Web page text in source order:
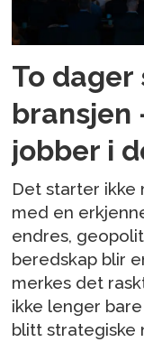
To
bransjen
jobber i
Det starter
med en
endres,
beredskap blir
merkes det
ikke lenger
blitt strategiske